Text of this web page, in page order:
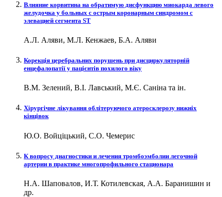
Влияние корвитина на обратимую дисфункцию миокарда левого
желудочка у больных c острым коронарным синдромом с
элевацией сегмента ST
А.Л. Аляви, М.Л. Кенжаев, Б.А. Аляви
Корекція церебральних порушень при дисциркуляторній
енцефалопатії у пацієнтів похилого віку
В.М. Зелений, В.І. Лавський, М.Є. Саніна та ін.
Хірургічне лікування облітеруючого атеросклерозу нижніх
кінцівок
Ю.О. Войціцький, С.О. Чемерис
К вопросу диагностики и лечения тромбоэмболии легочной
артерии в практике многопрофильного стационара
Н.А. Шаповалов, И.Т. Котилевская, А.А. Баранишин и
др.